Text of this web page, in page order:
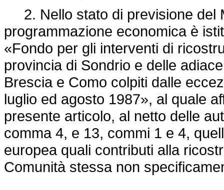
2. Nello stato di previsione del
programmazione economica è
«Fondo per gli interventi di
provincia di Sondrio e delle
Brescia e Como colpiti dalle
luglio ed agosto 1987», al quale
presente articolo, al netto delle
comma 4, e 13, commi 1 e 4,
europea quali contributi alla
Comunità stessa non